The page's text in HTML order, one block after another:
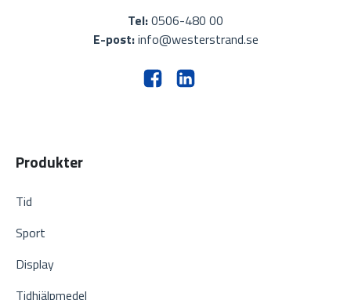
Tel:0506-480 00
E-post:info@westerstrand.se
Produkter
Tid
Sport
Display
Tidhjälpmedel